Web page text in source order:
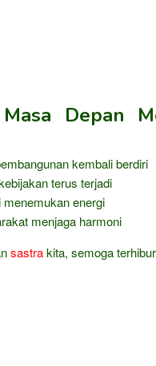
Depan
kembali berdiri
terus terjadi
energi
menjaga harmoni
sastrakita, semoga